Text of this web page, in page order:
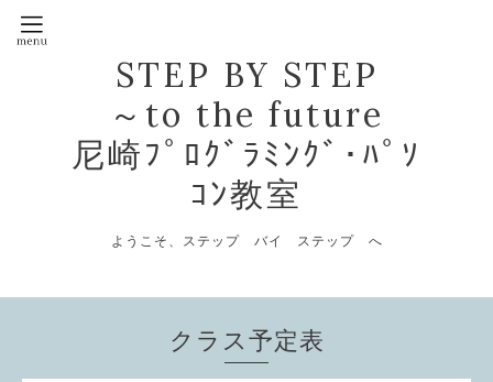
STEP BY STEP
～to the future
尼崎ﾌﾟﾛｸﾞﾗﾐﾝｸﾞ･ﾊﾟｿ
ｺﾝ教室
ようこそ、ステップ バイ ステップ へ
クラス予定表